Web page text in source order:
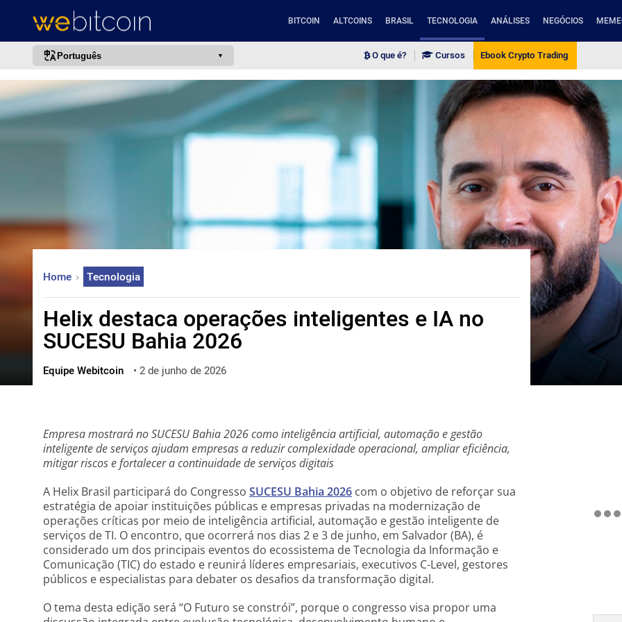
BITCOIN ALTCOINS BRASIL TECNOLOGIA ANÁLISES NEGÓCIOS
Português
português (BR)
english
中文
한국어
العربية
ไทย
ქართული
O que é? Cursos Ebook Crypto Trading
Home Tecnologia
Helix destaca operações inteligentes e IA no
SUCESU Bahia 2026
Equipe Webitcoin • 2 de junho de 2026
Empresa mostrará no SUCESU Bahia 2026 como inteligência artificial, automação e gestão
inteligente de serviços ajudam empresas a reduzir complexidade operacional, ampliar eficiência,
mitigar riscos e fortalecer a continuidade de serviços digitais
A Helix Brasil participará do Congresso SUCESU Bahia 2026 com o objetivo de reforçar sua
estratégia de apoiar instituições públicas e empresas privadas na modernização de
operações críticas por meio de inteligência artificial, automação e gestão inteligente de
serviços de TI. O encontro, que ocorrerá nos dias 2 e 3 de junho, em Salvador (BA), é
considerado um dos principais eventos do ecossistema de Tecnologia da Informação e
Comunicação (TIC) do estado e reunirá líderes empresariais, executivos C-Level, gestores
públicos e especialistas para debater os desafios da transformação digital.
O tema desta edição será “O Futuro se constrói”, porque o congresso visa propor uma